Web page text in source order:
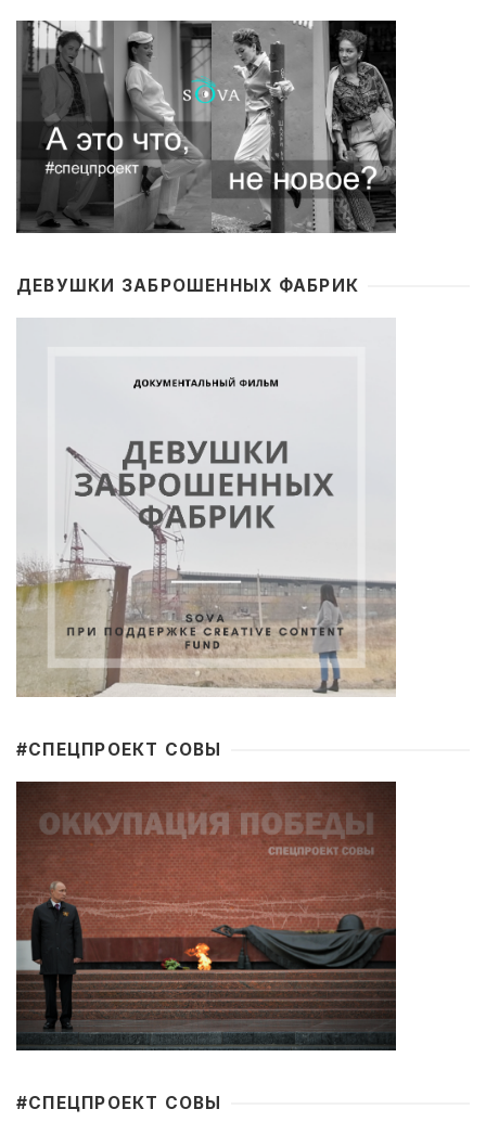
ДЕВУШКИ ЗАБРОШЕННЫХ ФАБРИК
#CПЕЦПРОЕКТ СОВЫ
#CПЕЦПРОЕКТ СОВЫ